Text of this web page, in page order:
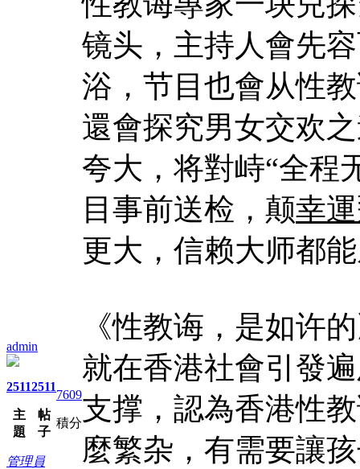
admin
2511
主
題
2511
帖
子
7609
積分
管理員
镜头，主持人會先
浴，节目也會从性
還會探究男女交欢
夸大，将對峙“全程
目事前送检，颠幸
更大，信赖大师都
《性教诲，是如许
就在香港社會引發
支撑，認為香港性
麼繁杂，有需要讓